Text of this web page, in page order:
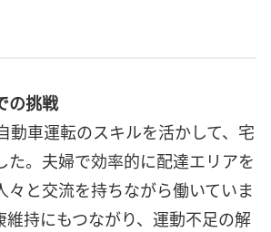
の挑戦
動車運転のスキルを活かして、宅
た。夫婦で効率的に配達エリアを
々と交流を持ちながら働いていま
維持にもつながり、運動不足の解